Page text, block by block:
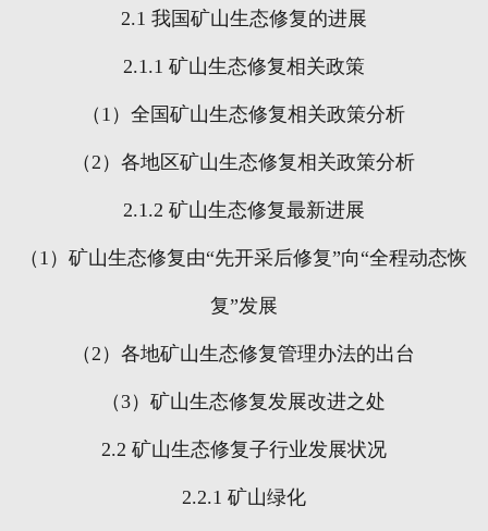
2.1 我国矿山生态修复的进展
2.1.1 矿山生态修复相关政策
（ 1 ）全国矿山生态修复相关政策分析
（ 2 ）各地区矿山生态修复相关政策分析
2.1.2 矿山生态修复最新进展
（ 1 ）矿山生态修复由“先开采后修复”向“全程动态恢
复”发展
（ 2 ）各地矿山生态修复管理办法的出台
（3）矿山生态修复发展改进之处
2.2 矿山生态修复子行业发展状况
2.2.1 矿山绿化